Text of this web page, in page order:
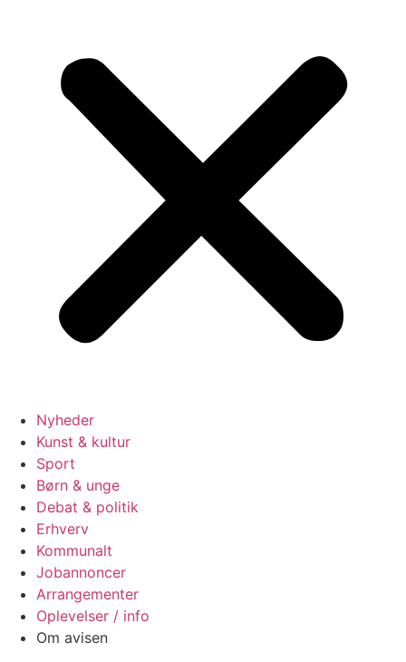
Nyheder
Kunst & kultur
Sport
Børn & unge
Debat & politik
Erhverv
Kommunalt
Jobannoncer
Arrangementer
Oplevelser / info
Om avisen